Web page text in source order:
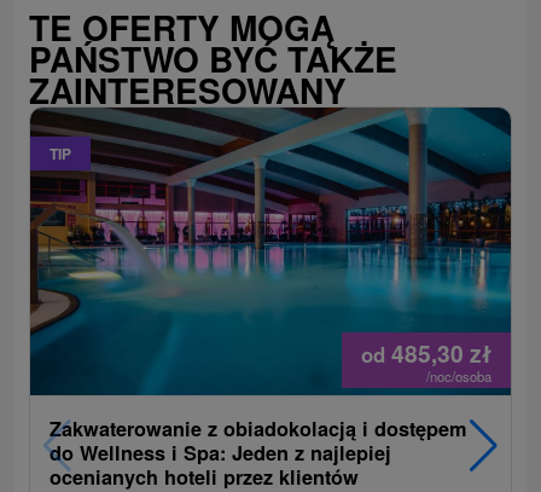
TE OFERTY MOGĄ
PAŃSTWO BYĆ TAKŻE
ZAINTERESOWANY
TIP
od 485,30 zł
/noc/osoba
Zakwaterowanie z obiadokolacją i dostępem
do Wellness i Spa: Jeden z najlepiej
ocenianych hoteli przez klientów